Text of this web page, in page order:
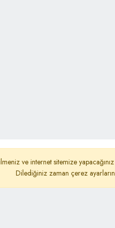
Metni Reklam
ve internet sitemize
Dilediğiniz zaman çerez